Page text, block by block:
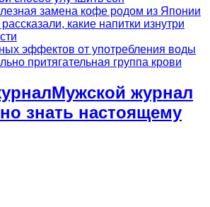
замена кофе родом из Японии
какие напитки изнутри
эффектов от употребления воды
притягательная группа крови
Мужской журнал
знать настоящему